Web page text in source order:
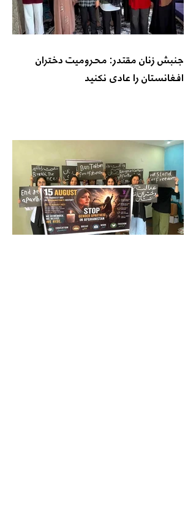
جنبش زنان مقتدر: محرومیت دختران
افغانستان را عادی نکنید